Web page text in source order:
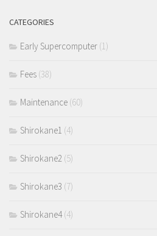
CATEGORIES
Early Supercomputer (1)
Fees (38)
Maintenance (60)
Shirokane1 (4)
Shirokane2 (5)
Shirokane3 (7)
Shirokane4(4)